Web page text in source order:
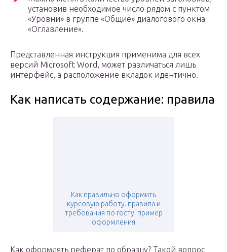
установив необходимое число рядом с пунктом
«Уровни» в группе «Общие» диалогового окна
«Оглавление».
Представленная инструкция применима для всех
версий Microsoft Word, может различаться лишь
интерфейс, а расположение вкладок идентично.
Как написать содержание: правила
Как правильно оформить
курсовую работу. правила и
требования по госту. пример
оформления
Как оформлять реферат по образцу? Такой вопрос